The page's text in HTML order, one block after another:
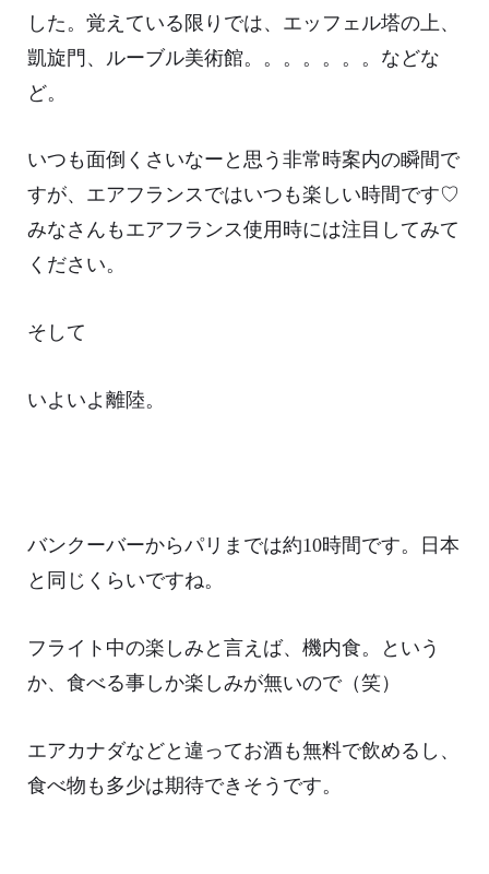
した。覚えている限りでは、エッフェル塔の上、
凱旋門、ルーブル美術館。。。。。。。などな
ど。
いつも面倒くさいなーと思う非常時案内の瞬間で
すが、エアフランスではいつも楽しい時間です♡
みなさんもエアフランス使用時には注目してみて
ください。
そして
いよいよ離陸。
バンクーバーからパリまでは約10時間です。日本
と同じくらいですね。
フライト中の楽しみと言えば、機内食。という
か、食べる事しか楽しみが無いので（笑）
エアカナダなどと違ってお酒も無料で飲めるし、
食べ物も多少は期待できそうです。